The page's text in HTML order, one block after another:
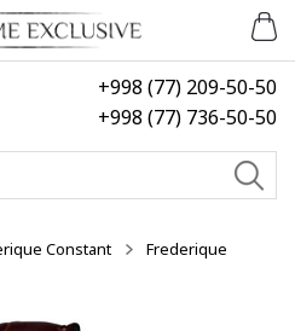
+998 (77) 209-50-50
+998 (77) 736-50-50
Constant
Frederique